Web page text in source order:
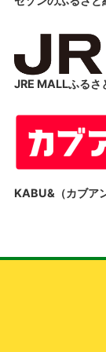
JRE MALLふるさ
KABU&（カブア